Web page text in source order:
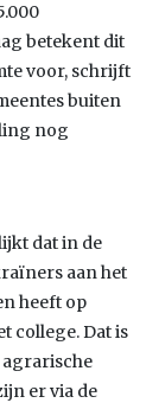
betekent dit
voor, schrijft
buiten
nog
dat in de
aan het
heeft op
college. Dat is
agrarische
er via de